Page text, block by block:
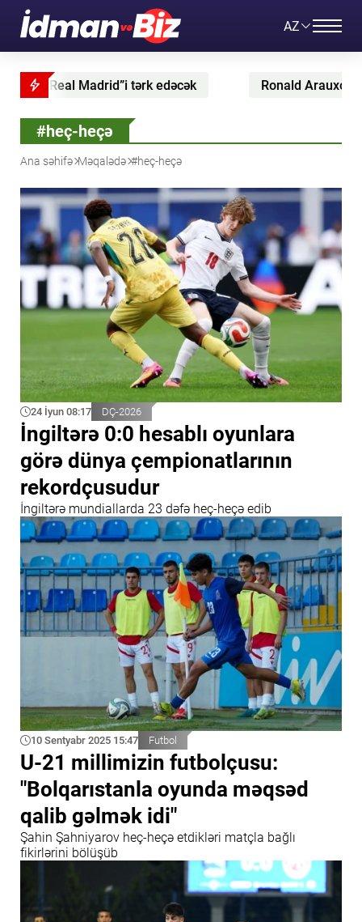
AZ
tərk edəcək Ronald Arauxo “Liverpul”a
#heç-heçə
Ana səhifə Məqalədə #heç-heçə
24 İyun 08:17 DÇ-2026
İngiltərə 0:0 hesablı oyunlara
görə dünya çempionatlarının
rekordçusudur
İngiltərə mundiallarda 23 dəfə heç-heçə edib
10 Sentyabr 2025 15:47 Futbol
U-21 millimizin futbolçusu:
"Bolqarıstanla oyunda məqsəd
qalib gəlmək idi"
Şahin Şahniyarov heç-heçə etdikləri matçla bağlı
fikirlərini bölüşüb